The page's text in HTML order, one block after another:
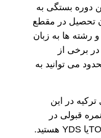
دوره بستگی به
تحصیل در مقطع
رشته ها به زبان
برخی از
می توانید به
در این
قبولی در
یکی از دو آزمون TOEFL-İbیا YDS هستید.